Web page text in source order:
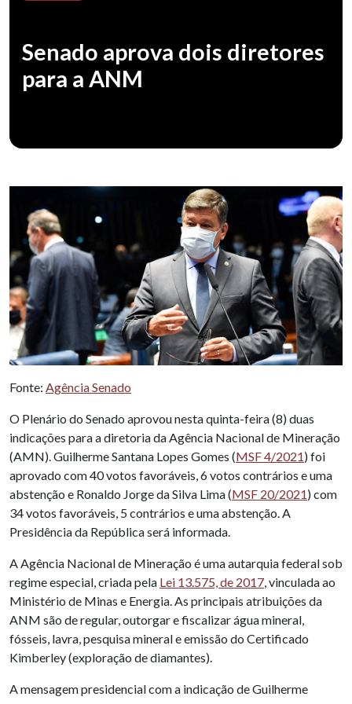
Senado aprova dois diretores
para a ANM
Fonte: Agência Senado
O Plenário do Senado aprovou nesta quinta-feira (8) duas
indicações para a diretoria da Agência Nacional de Mineração
(AMN). Guilherme Santana Lopes Gomes (MSF 4/2021) foi
aprovado com 40 votos favoráveis, 6 votos contrários e uma
abstenção e Ronaldo Jorge da Silva Lima (MSF 20/2021) com
34 votos favoráveis, 5 contrários e uma abstenção. A
Presidência da República será informada.
A Agência Nacional de Mineração é uma autarquia federal sob
regime especial, criada pela Lei 13.575, de 2017 , vinculada ao
Ministério de Minas e Energia. As principais atribuições da
ANM são de regular, outorgar e fiscalizar água mineral,
fósseis, lavra, pesquisa mineral e emissão do Certificado
Kimberley (exploração de diamantes).
A mensagem presidencial com a indicação de Guilherme